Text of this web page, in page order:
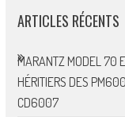
ARTICLES RÉCENTS
MARANTZ MODEL 70
HÉRITIERS DES
CD6007